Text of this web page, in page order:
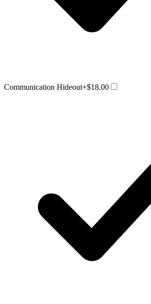
Communication Hideout+$18.00